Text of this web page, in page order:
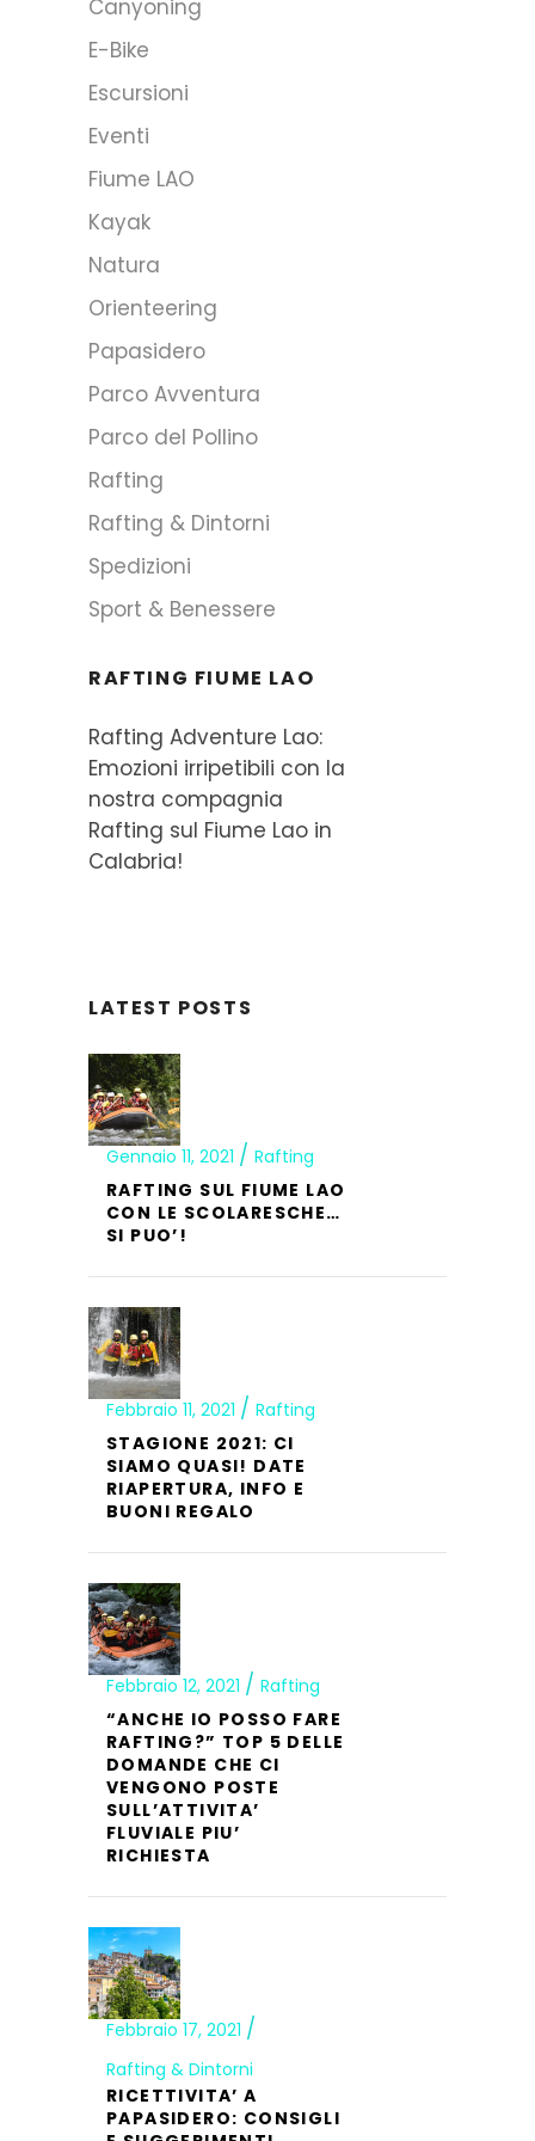
Canyoning
E-Bike
Escursioni
Eventi
Fiume LAO
Kayak
Natura
Orienteering
Papasidero
Parco Avventura
Parco del Pollino
Rafting
Rafting & Dintorni
Spedizioni
Sport & Benessere
RAFTING FIUME LAO
Rafting Adventure Lao:
Emozioni irripetibili con la
nostra compagnia
Rafting sul Fiume Lao in
Calabria!
LATEST POSTS
Gennaio 11, 2021
Rafting
RAFTING SUL FIUME LAO
CON LE SCOLARESCHE…
SI PUO’!
Febbraio 11, 2021
Rafting
STAGIONE 2021: CI
SIAMO QUASI! DATE
RIAPERTURA, INFO E
BUONI REGALO
Febbraio 12, 2021
Rafting
“ANCHE IO POSSO FARE
RAFTING?” TOP 5 DELLE
DOMANDE CHE CI
VENGONO POSTE
SULL’ATTIVITA’
FLUVIALE PIU’
RICHIESTA
Febbraio 17, 2021
Rafting & Dintorni
RICETTIVITA’ A
PAPASIDERO: CONSIGLI